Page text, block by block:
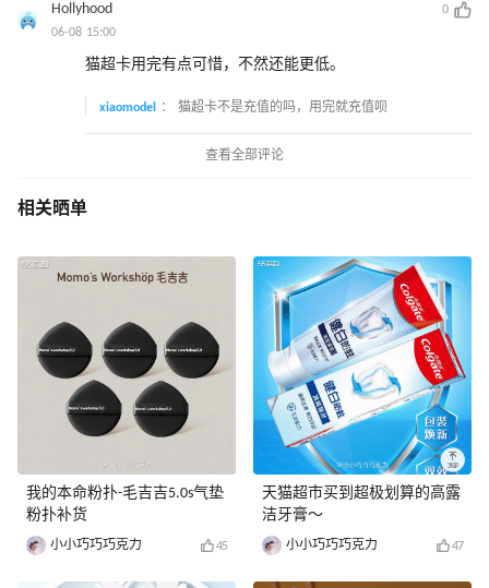
Hollyhood
0
06-08 15:00
猫超卡用完有点可惜，不然还能更低。
xiaomodel ： 猫超卡不是充值的吗，用完就充值呗
查看全部评论
相关晒单
我的本命粉扑-毛吉吉5.0s气垫
粉扑补货
小小巧巧巧克力 45
天猫超市买到超极划算的高露
洁牙膏～
小小巧巧巧克力 47